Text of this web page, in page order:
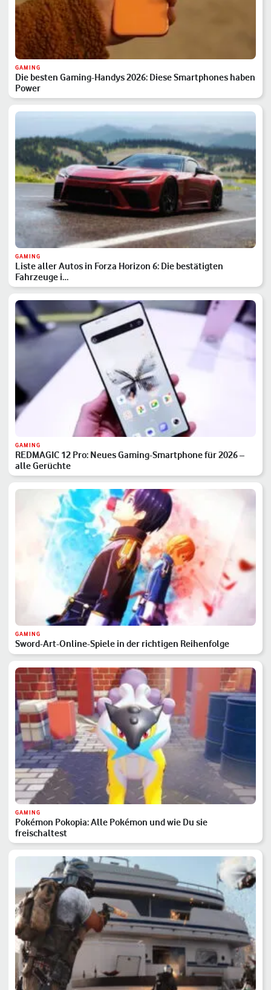
GAMING
Die besten Gaming-Handys 2026: Diese Smartphones haben
Power
GAMING
Liste aller Autos in Forza Horizon 6: Die bestätigten
Fahrzeuge i…
GAMING
REDMAGIC 12 Pro: Neues Gaming-Smartphone für 2026 –
alle Gerüchte
GAMING
Sword-Art-Online-Spiele in der richtigen Reihenfolge
GAMING
Pokémon Pokopia: Alle Pokémon und wie Du sie
freischaltest